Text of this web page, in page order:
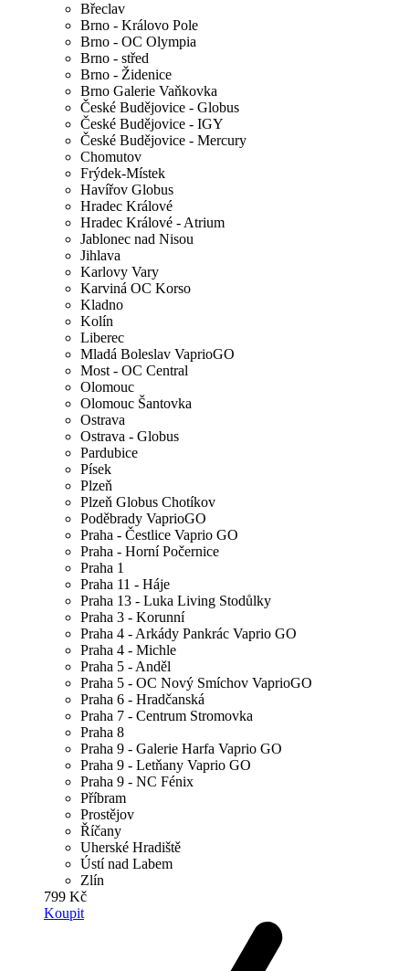
Břeclav
Brno - Královo Pole
Brno - OC Olympia
Brno - střed
Brno - Židenice
Brno Galerie Vaňkovka
České Budějovice - Globus
České Budějovice - IGY
České Budějovice - Mercury
Chomutov
Frýdek-Místek
Havířov Globus
Hradec Králové
Hradec Králové - Atrium
Jablonec nad Nisou
Jihlava
Karlovy Vary
Karviná OC Korso
Kladno
Kolín
Liberec
Mladá Boleslav VaprioGO
Most - OC Central
Olomouc
Olomouc Šantovka
Ostrava
Ostrava - Globus
Pardubice
Písek
Plzeň
Plzeň Globus Chotíkov
Poděbrady VaprioGO
Praha - Čestlice Vaprio GO
Praha - Horní Počernice
Praha 1
Praha 11 - Háje
Praha 13 - Luka Living Stodůlky
Praha 3 - Korunní
Praha 4 - Arkády Pankrác Vaprio GO
Praha 4 - Michle
Praha 5 - Anděl
Praha 5 - OC Nový Smíchov VaprioGO
Praha 6 - Hradčanská
Praha 7 - Centrum Stromovka
Praha 8
Praha 9 - Galerie Harfa Vaprio GO
Praha 9 - Letňany Vaprio GO
Praha 9 - NC Fénix
Příbram
Prostějov
Říčany
Uherské Hradiště
Ústí nad Labem
Zlín
799 Kč
Koupit